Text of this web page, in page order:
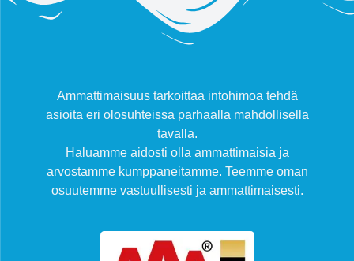
Ammattimaisuus tarkoittaa intohimoa tehdä
asioita eri olosuhteissa parhaalla mahdollisella
tavalla.
Haluamme aidosti olla ammattimaisia ja
arvostamme kumppaneitamme. Teemme oman
osuutemme vastuullisesti ja ammattimaisesti.